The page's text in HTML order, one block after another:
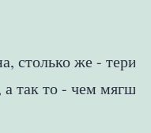
столько же -
а так то - чем